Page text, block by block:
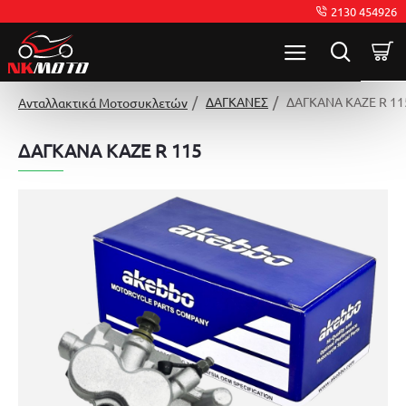
2130 454926
Ανταλλακτικά Μοτοσυκλετών ΔΑΓΚΑΝΕΣ ΔΑΓΚΑΝΑ KAZE R
ΔΑΓΚΑΝΑ KAZE R 115